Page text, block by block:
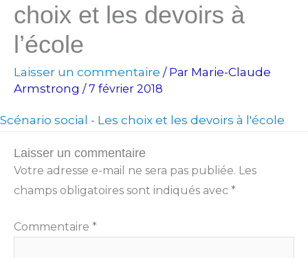
choix et les devoirs à
l’école
Laisser un commentaire / Par Marie-Claude
Armstrong /7 février 2018
Scénario social - Les choix et les devoirs à l'école
Laisser un commentaire
Votre adresse e-mail ne sera pas publiée. Les
champs obligatoires sont indiqués avec *
Commentaire *